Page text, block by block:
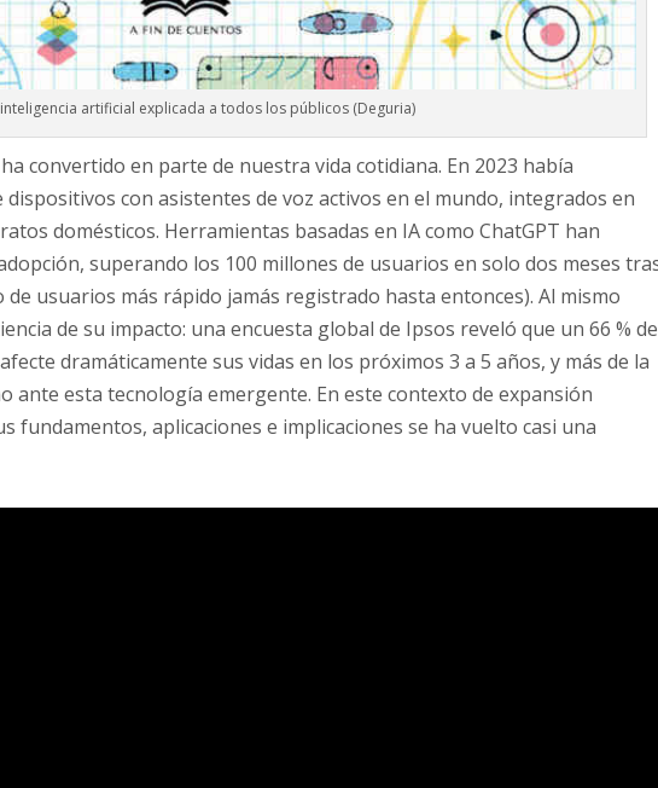
artificial explicada a todos los públicos (Deguria)
convertido en parte de nuestra vida cotidiana. En 2023 había
dispositivos con asistentes de voz activos en el mundo, integrados en
domésticos. Herramientas basadas en IA como ChatGPT han
superando los 100 millones de usuarios en solo dos meses
usuarios más rápido jamás registrado hasta entonces). Al mismo
de su impacto: una encuesta global de Ipsos reveló que un 66 % de
dramáticamente sus vidas en los próximos 3 a 5 años, y más de la
ante esta tecnología emergente. En este contexto de expansión
fundamentos, aplicaciones e implicaciones se ha vuelto casi una